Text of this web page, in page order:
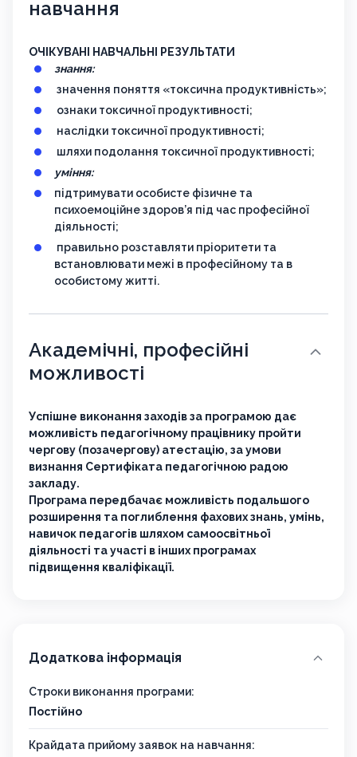
навчання
ОЧІКУВАНІ НАВЧАЛЬНІ РЕЗУЛЬТАТИ
знання:
значення поняття «токсична продуктивність»;
ознаки токсичної продуктивності;
наслідки токсичної продуктивності;
шляхи подолання токсичної продуктивності;
уміння:
підтримувати особисте фізичне та
психоемоційне здоров’я під час професійної
діяльності;
правильно розставляти пріоритети та
встановлювати межі в професійному та в
особистому житті.
Академічні, професійні
можливості
Успішне виконання заходів за програмою дає
можливість педагогічному працівнику пройти
чергову (позачергову) атестацію, за умови
визнання Сертифіката педагогічною радою
закладу.
Програма передбачає можливість подальшого
розширення та поглиблення фахових знань, умінь,
навичок педагогів шляхом самоосвітньої
діяльності та участі в інших програмах
підвищення кваліфікації.
Додаткова інформація
Строки виконання програми:
Постійно
Крайдата прийому заявок на навчання: